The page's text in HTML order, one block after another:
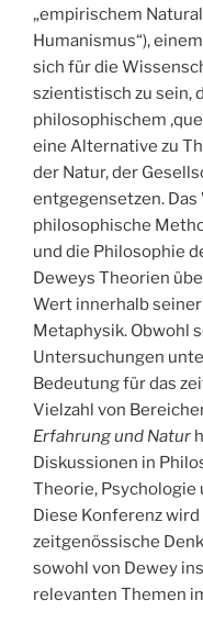
„empirischem
Humanismus“),
sich für die
szientistisch zu sein,
philosophischem
eine Alternative zu
der Natur, der
entgegensetzen.
philosophische
und die Philosophie
Deweys Theorien
Wert innerhalb
Metaphysik. Obwohl
Untersuchungen
Bedeutung für das
Vielzahl von
Erfahrung und Natur
Diskussionen in
Theorie, Psychologie
Diese Konferenz
zeitgenössische
sowohl von Dewey
relevanten Themen